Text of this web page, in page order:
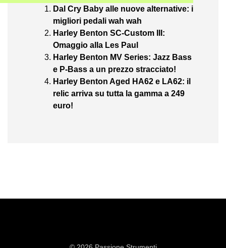
Dal Cry Baby alle nuove alternative: i
migliori pedali wah wah
Harley Benton SC-Custom III:
Omaggio alla Les Paul
Harley Benton MV Series: Jazz Bass
e P-Bass a un prezzo stracciato!
Harley Benton Aged HA62 e LA62: il
relic arriva su tutta la gamma a 249
euro!